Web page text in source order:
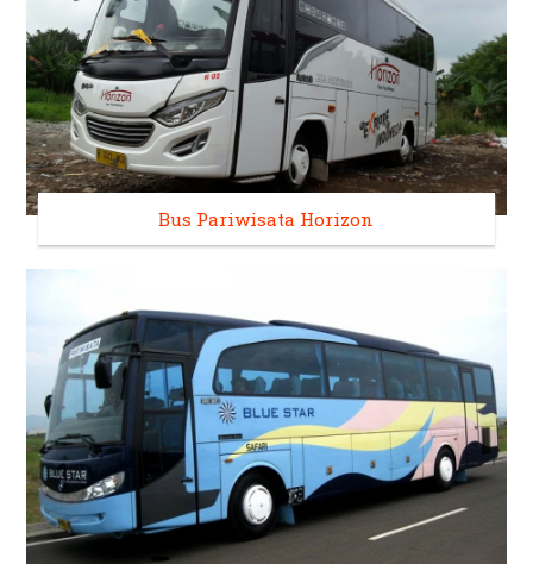
Bus Pariwisata Horizon